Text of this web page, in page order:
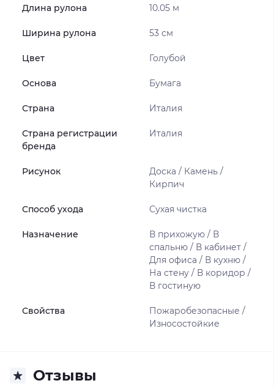
Длина рулона 10.05 м
Ширина рулона 53 см
Цвет Голубой
Основа Бумага
Страна Италия
Страна регистрации
бренда
Италия
Рисунок
Доска / Камень /
Кирпич
Способ ухода Сухая чистка
Назначение
В прихожую / В
спальню / В кабинет /
Для офиса / В кухню /
На стену / В коридор /
В гостиную
Свойства
Пожаробезопасные /
Износостойкие
Отзывы